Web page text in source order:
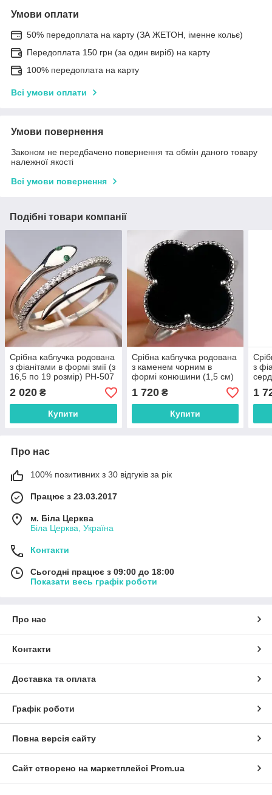
Умови оплати
50% передоплата на карту (ЗА ЖЕТОН, іменне кольє)
Передоплата 150 грн (за один виріб) на карту
100% передоплата на карту
Всі умови оплати
Умови повернення
Законом не передбачено повернення та обмін даного товару
належної якості
Всі умови повернення
Подібні товари компанії
Срібна каблучка родована
з фіанітами в формі змії (з
16,5 по 19 розмір) РН-507
2 020 ₴
Купити
Срібна каблучка родована
з каменем чорним в
формі конюшини (1,5 см)
РН-629
1 720₴
Купити
з
1
Про нас
100% позитивних з 30 відгуків за рік
Працює з 23.03.2017
м. Біла Церква
Біла Церква, Україна
Контакти
Сьогодні працює з 09:00 до 18:00
Показати весь графік роботи
Про нас
Контакти
Доставка та оплата
Графік роботи
Повна версія сайту
Сайт створено на маркетплейсі Prom.ua